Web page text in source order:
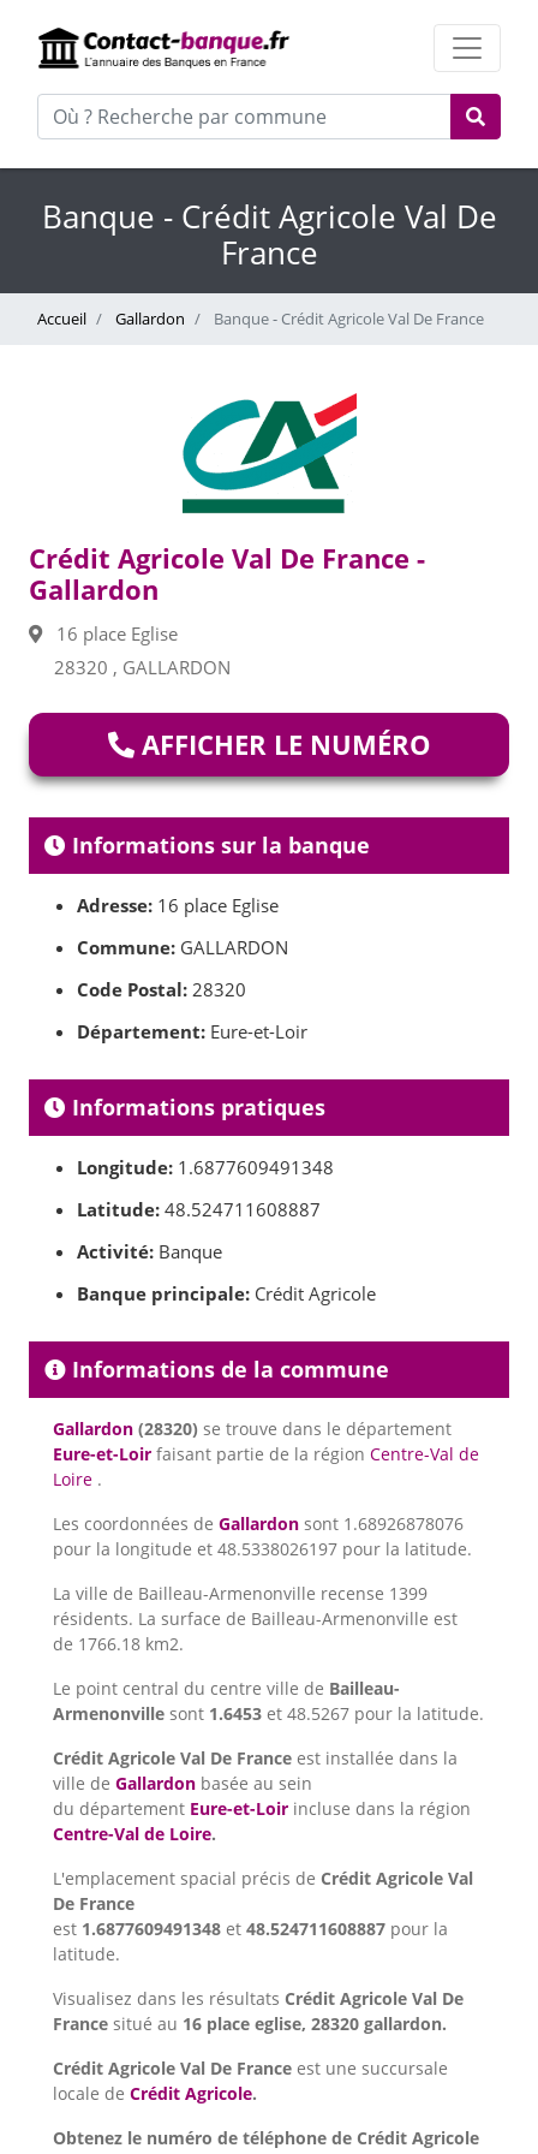
Banque - Crédit Agricole Val De
France
Accueil Gallardon Banque - Crédit Agricole Val De France
Crédit Agricole Val De France -
Gallardon
16 place Eglise
28320 , GALLARDON
AFFICHER LE NUMÉRO
Informations sur la banque
Adresse: 16 place Eglise
Commune: GALLARDON
Code Postal: 28320
Département: Eure-et-Loir
Informations pratiques
Longitude: 1.6877609491348
Latitude: 48.524711608887
Activité: Banque
Banque principale: Crédit Agricole
Informations de la commune
Gallardon (28320) se trouve dans le département
Eure-et-Loir faisant partie de la région Centre-Val de
Loire .
Les coordonnées de Gallardon sont 1.68926878076
pour la longitude et 48.5338026197 pour la latitude.
La ville de Bailleau-Armenonville recense 1399
résidents. La surface de Bailleau-Armenonville est
de 1766.18 km2.
Le point central du centre ville de Bailleau-
Armenonville sont 1.6453 et 48.5267 pour la latitude.
Crédit Agricole Val De France est installée dans la
ville de Gallardon basée au sein
du département Eure-et-Loir incluse dans la région
Centre-Val de Loire.
L'emplacement spacial précis de Crédit Agricole Val
De France
est 1.6877609491348 et 48.524711608887 pour la
latitude.
Visualisez dans les résultats Crédit Agricole Val De
France situé au 16 place eglise, 28320 gallardon.
Crédit Agricole Val De France est une succursale
locale de Crédit Agricole.
Obtenez le numéro de téléphone de Crédit Agricole